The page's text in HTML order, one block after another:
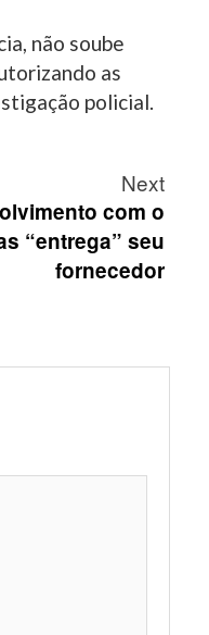
não soube
as
policial.
Next
com o
“entrega” seu
fornecedor